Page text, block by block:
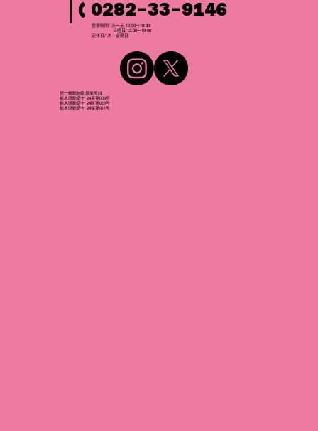
0282-33-9146
営業時間/ 水〜土 12:30〜19:30
日曜日 12:00〜19:00
​定休日/ 木・金曜日
第一種動物取扱業登録
栃木県動愛セ 24展第006号
栃木県動愛セ 24販第015号
栃木県動愛セ 24保第011号